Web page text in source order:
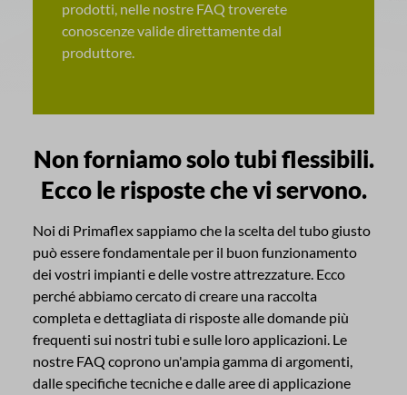
prodotti, nelle nostre FAQ troverete
conoscenze valide direttamente dal
produttore.
Non forniamo solo tubi flessibili.
Ecco le risposte che vi servono.
Noi di Primaflex sappiamo che la scelta del tubo giusto
può essere fondamentale per il buon funzionamento
dei vostri impianti e delle vostre attrezzature. Ecco
perché abbiamo cercato di creare una raccolta
completa e dettagliata di risposte alle domande più
frequenti sui nostri tubi e sulle loro applicazioni. Le
nostre FAQ coprono un'ampia gamma di argomenti,
dalle specifiche tecniche e dalle aree di applicazione